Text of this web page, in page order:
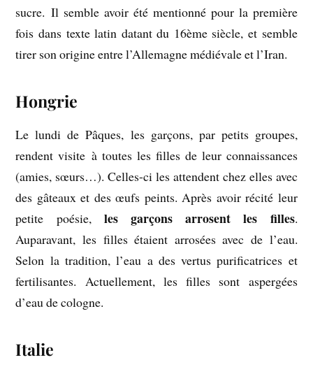
sucre. Il semble avoir été mentionné pour la première
fois dans texte latin datant du 16ème siècle, et semble
tirer son origine entre l’Allemagne médiévale et l’Iran.
Hongrie
Le lundi de Pâques, les garçons, par petits groupes,
rendent visite à toutes les filles de leur connaissances
(amies, sœurs…). Celles-ci les attendent chez elles avec
des gâteaux et des œufs peints. Après avoir récité leur
petite poésie, les garçons arrosent les filles.
Auparavant, les filles étaient arrosées avec de l’eau.
Selon la tradition, l’eau a des vertus purificatrices et
fertilisantes. Actuellement, les filles sont aspergées
d’eau de cologne.
Italie